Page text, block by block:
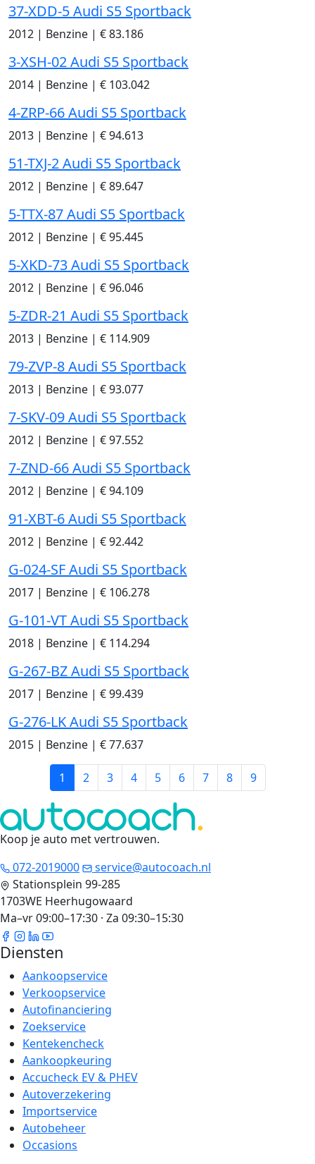
37-XDD-5 Audi S5 Sportback
2012 | Benzine | € 83.186
3-XSH-02 Audi S5 Sportback
2014 | Benzine | € 103.042
4-ZRP-66 Audi S5 Sportback
2013 | Benzine | € 94.613
51-TXJ-2 Audi S5 Sportback
2012 | Benzine | € 89.647
5-TTX-87 Audi S5 Sportback
2012 | Benzine | € 95.445
5-XKD-73 Audi S5 Sportback
2012 | Benzine | € 96.046
5-ZDR-21 Audi S5 Sportback
2013 | Benzine | € 114.909
79-ZVP-8 Audi S5 Sportback
2013 | Benzine | € 93.077
7-SKV-09 Audi S5 Sportback
2012 | Benzine | € 97.552
7-ZND-66 Audi S5 Sportback
2012 | Benzine | € 94.109
91-XBT-6 Audi S5 Sportback
2012 | Benzine | € 92.442
G-024-SF Audi S5 Sportback
2017 | Benzine | € 106.278
G-101-VT Audi S5 Sportback
2018 | Benzine | € 114.294
G-267-BZ Audi S5 Sportback
2017 | Benzine | € 99.439
G-276-LK Audi S5 Sportback
2015 | Benzine | € 77.637
1 2 3 4 5 6 7 8 9
Koop je auto met vertrouwen.
072-2019000
service@autocoach.nl
Stationsplein 99-285
1703WE Heerhugowaard
Ma–vr 09:00–17:30 · Za 09:30–15:30
Diensten
Aankoopservice
Verkoopservice
Autofinanciering
Zoekservice
Kentekencheck
Aankoopkeuring
Accucheck EV & PHEV
Autoverzekering
Importservice
Autobeheer
Occasions